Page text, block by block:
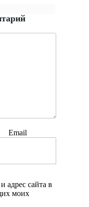
Email
адрес сайта в
моих